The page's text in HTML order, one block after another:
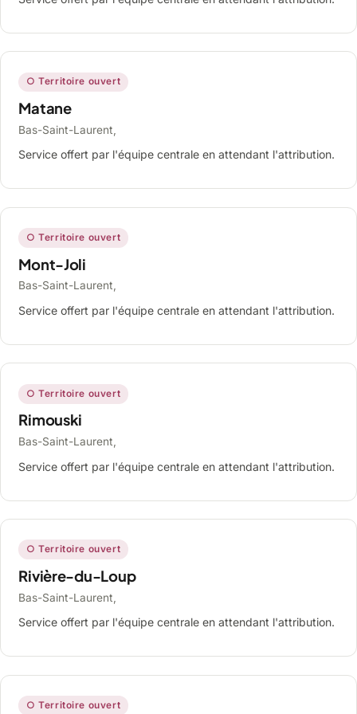
○ Territoire ouvert
Matane
Bas-Saint-Laurent,
Service offert par l'équipe centrale en attendant l'attribution.
○ Territoire ouvert
Mont-Joli
Bas-Saint-Laurent,
Service offert par l'équipe centrale en attendant l'attribution.
○ Territoire ouvert
Rimouski
Bas-Saint-Laurent,
Service offert par l'équipe centrale en attendant l'attribution.
○ Territoire ouvert
Rivière-du-Loup
Bas-Saint-Laurent,
Service offert par l'équipe centrale en attendant l'attribution.
○ Territoire ouvert